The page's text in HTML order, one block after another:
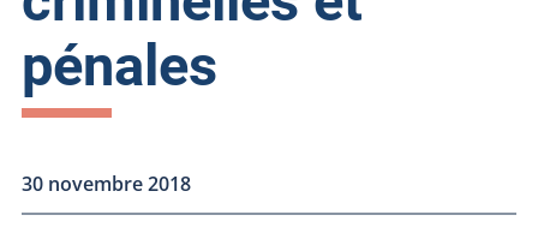
pénales
30 novembre 2018